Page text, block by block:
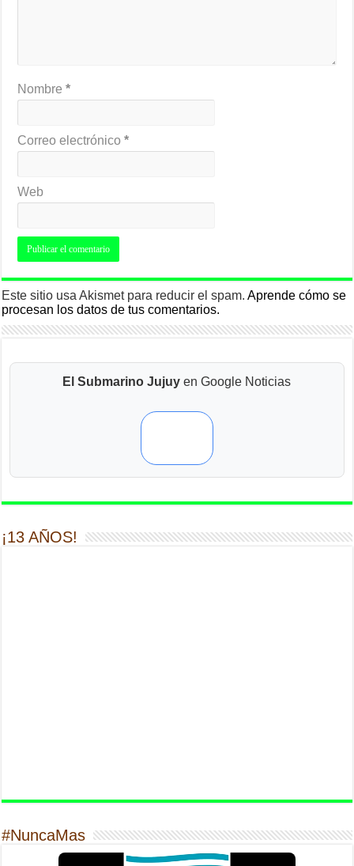
Nombre*
Correo electrónico*
Web
Este sitio usa Akismet para reducir el spam.Aprende cómo se
procesan los datos de tus comentarios.
El Submarino Jujuy en Google Noticias
¡13 AÑOS!
#NuncaMas